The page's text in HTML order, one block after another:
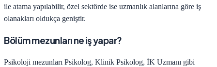
ile atama yapılabilir, özel sektörde ise uzmanlık alanlarına göre iş
olanakları oldukça geniştir.
Bölüm mezunları ne iş yapar?
Psikoloji mezunları Psikolog, Klinik Psikolog, İK Uzmanı gibi